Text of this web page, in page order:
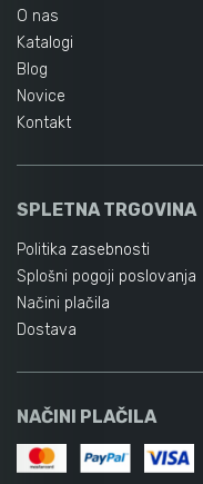
O nas
Katalogi
Blog
Novice
Kontakt
SPLETNA TRGOVINA
Politika zasebnosti
Splošni pogoji poslovanja
Načini plačila
Dostava
NAČINI PLAČILA